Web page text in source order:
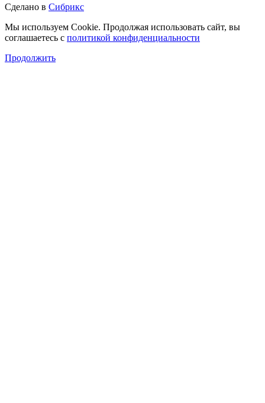
Сделано в Сибрикс
Мы используем Cookie. Продолжая использовать сайт, вы
соглашаетесь с политикой конфиденциальности
Продолжить